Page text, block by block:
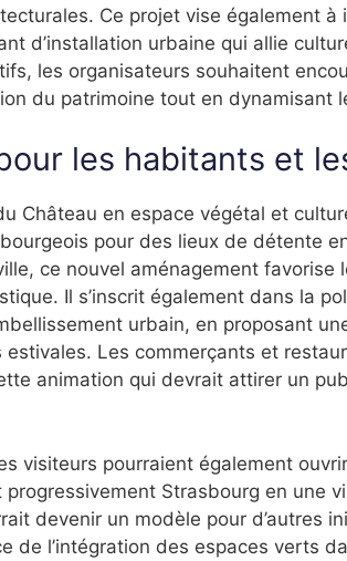
Ce projet vise également à
d’installation urbaine qui allie
les organisateurs souhaitent
du patrimoine tout en dynamisant
les habitants et
Château en espace végétal et
pour des lieux de détente
ce nouvel aménagement favorise
Il s’inscrit également dans la
urbain, en proposant
Les commerçants et
animation qui devrait attirer un
visiteurs pourraient également
Strasbourg en une
devenir un modèle pour d’autres
de l’intégration des espaces verts